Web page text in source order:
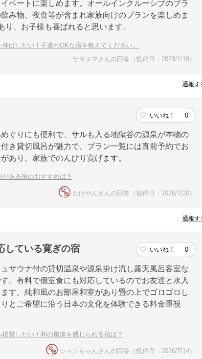
ベートに楽しめます。オールインクルーシブのプラ
み物、夜食等が含まれ家族向けのプランを楽しめま
、お子様も喜ばれると思います。
ばしたい！子連れOKな宿を教えてください。
ヤギヌマさんの回答（投稿日：2023/1/18）
通報す
いいね！ 0
ぐりにも便利で、サルも入る地獄谷の源泉が本物の
き貸切風呂が魅力で、プラン一覧には直前予約でお
あり、家族でのんびり寛げます。
ある宿のおすすめは？
たけやんさんの回答（投稿日：2026/7/20）
通報す
している寛ぎの宿 いいね！ 0
サウナ付の貸切温泉や源泉掛け流し露天風呂客室な
。有料で個室食にも対応しているのでお友達と水入
す。純和風のお部屋和室があり畳の上でゴロゴロし
とご希望に沿う日本の文化を体験できる料金重視
賞したい！和の風情を感じられる宿は？
シャンちゃんさんの回答（投稿日：2026/7/14）